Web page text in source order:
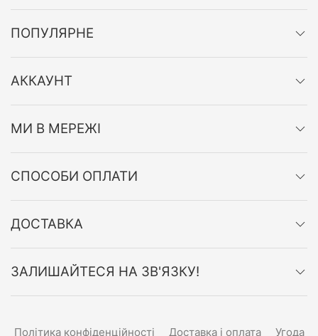
ПОПУЛЯРНЕ
АККАУНТ
МИ В МЕРЕЖІ
СПОСОБИ ОПЛАТИ
ДОСТАВКА
ЗАЛИШАЙТЕСЯ НА ЗВ'ЯЗКУ!
Політика конфіденційності Доставка і оплата Угода